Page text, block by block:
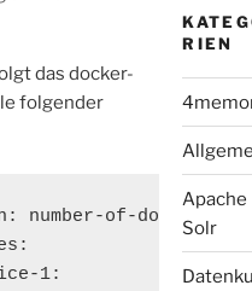
das docker-
folgender
number-of-docker-
1:
RIEN
Apache
Solr